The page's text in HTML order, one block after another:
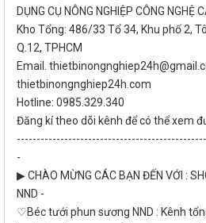
DỤNG CỤ NÔNG NGHIỆP CÔNG NGHỆ
Kho Tổng: 486/33 Tổ 34, Khu phố 2,
Q.12, TPHCM
Email.
thietbinongnghiep24h.com
Hotline: 0985.329.340
Đăng kí theo dõi kênh để có thể xem
-
▶ CHÀO MỪNG CÁC BẠN ĐẾN VỚI :
NND -
♡Béc tưới phun sương NND : Kênh